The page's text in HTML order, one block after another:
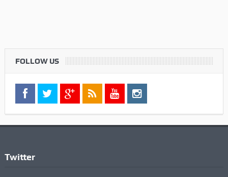
FOLLOW US
Twitter